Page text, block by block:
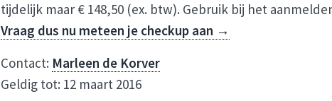
tijdelijk maar € 148,50 (ex. btw). Gebruik bij het
Vraag dus nu meteen je checkup aan →
Contact: Marleen de Korver
Geldig tot: 12 maart 2016